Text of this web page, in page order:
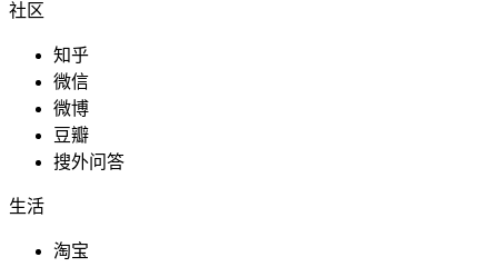
社区
知乎
微信
微博
豆瓣
搜外问答
生活
淘宝